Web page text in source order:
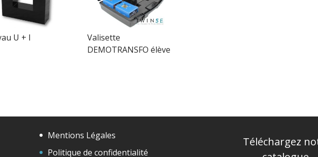
U + I
Valisette
DEMOTRANSFO élève
Mentions Légales
Politique de confidentialité
Téléchargez